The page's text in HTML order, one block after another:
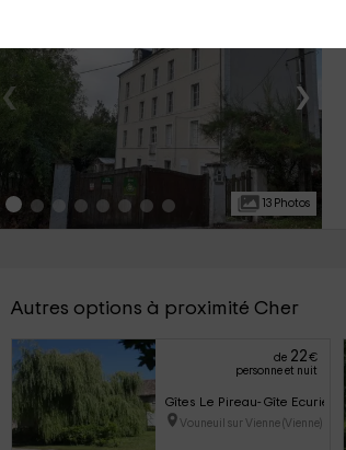
‹ ›
13 Photos
Autres options à proximité Cher
de 22€
personne et nuit
Gîtes Le Pireau- Gîte Ecurie
Vouneuil sur Vienne (Vienne)